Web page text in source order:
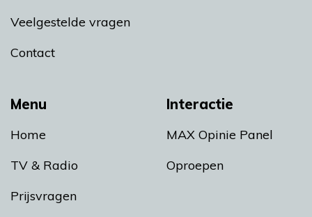
Menu
Home
TV & Radio
Prijsvragen
Interactie
MAX Opinie Panel
Oproepen
Veelgestelde vragen
Contact